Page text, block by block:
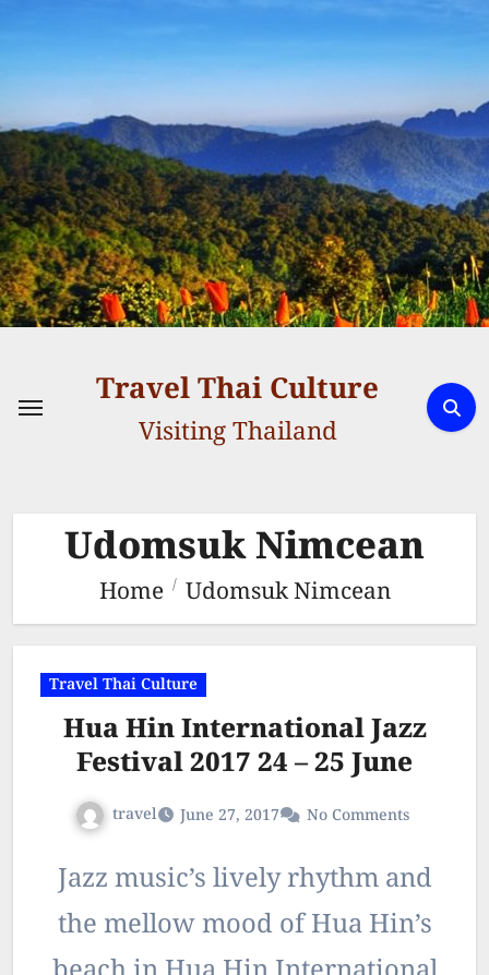
content
Travel Thai Culture
Visiting Thailand
Udomsuk Nimcean
Home Udomsuk Nimcean
Travel Thai Culture
Hua Hin International Jazz
Festival 2017 24 – 25 June
travel June 27, 2017 No Comments
Jazz music’s lively rhythm and
the mellow mood of Hua Hin’s